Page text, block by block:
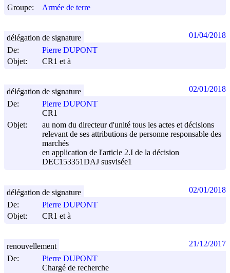
Groupe:
Armée de terre
De:
Pierre DUPONT
Objet:
CR1 et à
délégation de signature 01/04/2018
De:
Pierre DUPONT
CR1
Objet:
au nom du directeur d'unité tous les actes et décisions
relevant de ses attributions de personne responsable des
marchés
en application de l'article 2.I de la décision
DEC153351DAJ susvisée1
délégation de signature 02/01/2018
De:
Pierre DUPONT
Objet:
CR1 et à
délégation de signature 02/01/2018
De:
Pierre DUPONT
Chargé de recherche
renouvellement 21/12/2017